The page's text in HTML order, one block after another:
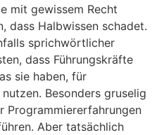
mit gewissem Recht
dass Halbwissen schadet.
sprichwörtlicher
dass Führungskräfte
sie haben, für
Besonders gruselig
Programmiererfahrungen
Aber tatsächlich